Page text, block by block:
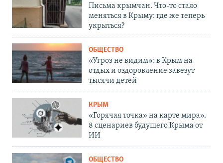
Письма крымчан. Что-то стало
меняться в Крыму: где же теперь
укрыться?
ОБЩЕСТВО
«Угроз не видим»: в Крым на
отдых и оздоровление завезут
тысячи детей
КРЫМ
«Горячая точка» на карте мира».
8 сценариев будущего Крыма от
ИИ
ОБЩЕСТВО